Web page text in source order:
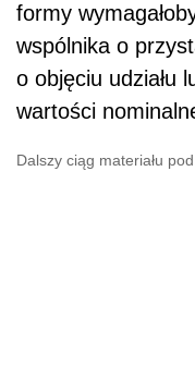
formy
wspólnika o
o objęciu udziału
wartości
Dalszy ciąg materiału